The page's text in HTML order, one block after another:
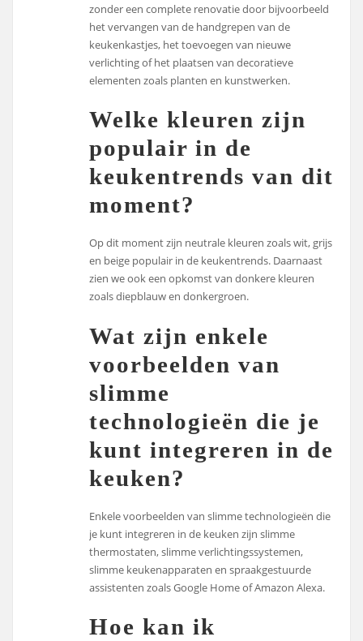
zonder een complete renovatie door bijvoorbeeld
het vervangen van de handgrepen van de
keukenkastjes, het toevoegen van nieuwe
verlichting of het plaatsen van decoratieve
elementen zoals planten en kunstwerken.
Welke kleuren zijn
populair in de
keukentrends van dit
moment?
Op dit moment zijn neutrale kleuren zoals wit, grijs
en beige populair in de keukentrends. Daarnaast
zien we ook een opkomst van donkere kleuren
zoals diepblauw en donkergroen.
Wat zijn enkele
voorbeelden van
slimme
technologieën die je
kunt integreren in de
keuken?
Enkele voorbeelden van slimme technologieën die
je kunt integreren in de keuken zijn slimme
thermostaten, slimme verlichtingssystemen,
slimme keukenapparaten en spraakgestuurde
assistenten zoals Google Home of Amazon Alexa.
Hoe kan ik